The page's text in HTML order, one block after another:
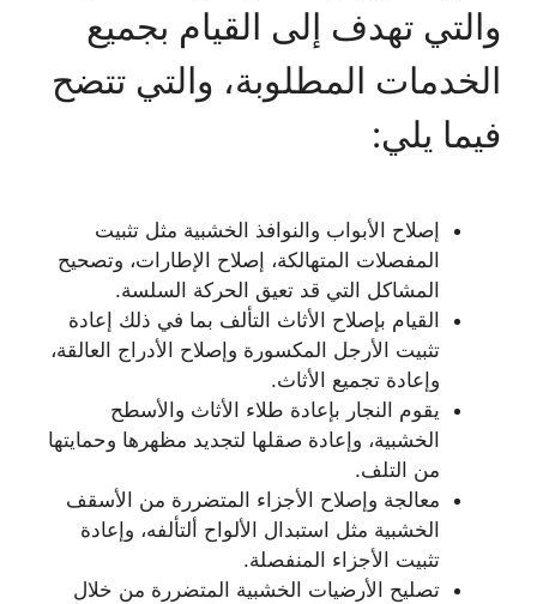
والتي تهدف إلى القيام بجميع
الخدمات المطلوبة، والتي تتضح
فيما يلي:
إصلاح الأبواب والنوافذ الخشبية مثل تثبيت
المفصلات المتهالكة، إصلاح الإطارات، وتصحيح
المشاكل التي قد تعيق الحركة السلسة.
القيام بإصلاح الأثاث التألف بما في ذلك إعادة
تثبيت الأرجل المكسورة وإصلاح الأدراج العالقة،
وإعادة تجميع الأثاث.
يقوم النجار بإعادة طلاء الأثاث والأسطح
الخشبية، وإعادة صقلها لتجديد مظهرها وحمايتها
من التلف.
معالجة وإصلاح الأجزاء المتضررة من الأسقف
الخشبية مثل استبدال الألواح ألتألفه، وإعادة
تثبيت الأجزاء المنفصلة.
تصليح الأرضيات الخشبية المتضررة من خلال